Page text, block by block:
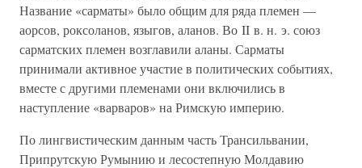
Название «сарматы» было общим для ряда племен —
аорсов, роксоланов, языгов, аланов. Во II в. н. э. союз
сарматских племен возглавили аланы. Сарматы
принимали активное участие в политических событиях,
вместе с другими племенами они включились в
наступление «варваров» на Римскую империю.
По лингвистическим данным часть Трансильвании,
Припрутскую Румынию и лесостепную Молдавию